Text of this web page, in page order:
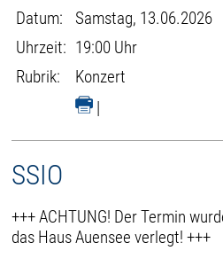
Datum:
Samstag, 13.06.2026
Uhrzeit: 19:00 Uhr
Rubrik:
Konzert
|
SSIO
+++ ACHTUNG! Der Termin
das Haus Auensee verlegt! +++